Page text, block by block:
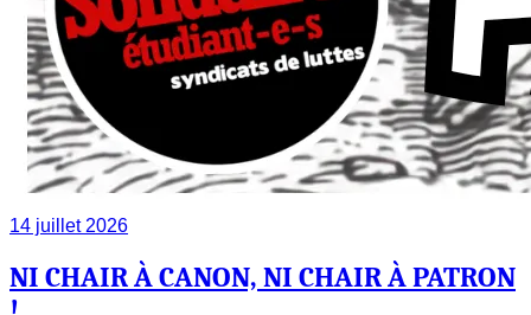
14 juillet 2026
NI CHAIR À CANON, NI CHAIR À PATRON